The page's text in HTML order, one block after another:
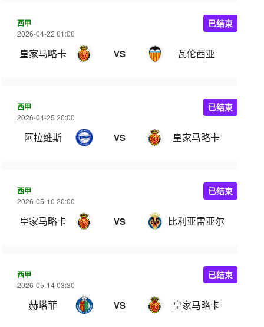
西甲
2026-04-22 01:00
皇家马略卡 VS 瓦伦西亚
已结束
西甲
2026-04-25 20:00
阿拉维斯 VS 皇家马略卡
已结束
西甲
2026-05-10 20:00
皇家马略卡 VS 比利亚雷亚尔
已结束
西甲
2026-05-14 03:30
赫塔菲 VS 皇家马略卡
已结束